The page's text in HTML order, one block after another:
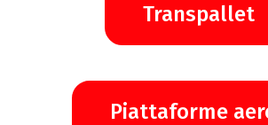
Transpallet
Piattaforme